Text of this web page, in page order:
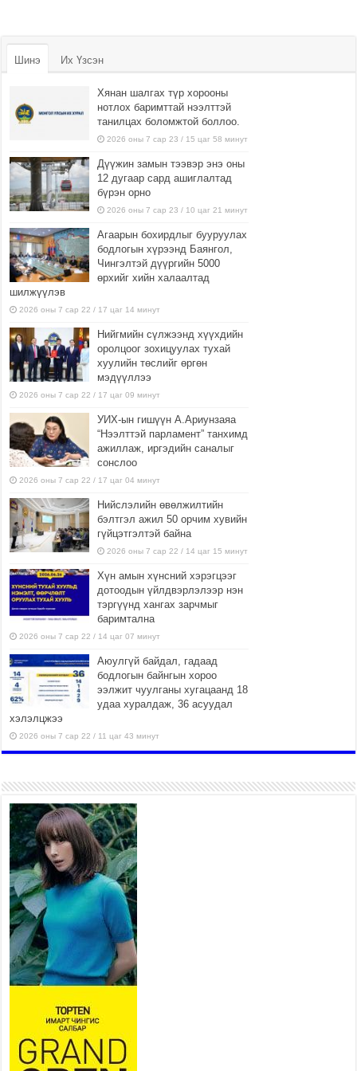
Шинэ Их Үзсэн
Хянан шалгах түр хорооны
нотлох баримттай нээлттэй
танилцах боломжтой боллоо.
2026 оны 7 сар 23 / 15 цаг 58 минут
Дүүжин замын тээвэр энэ оны
12 дугаар сард ашиглалтад
бүрэн орно
2026 оны 7 сар 23 / 10 цаг 21 минут
Агаарын бохирдлыг бууруулах
бодлогын хүрээнд Баянгол,
Чингэлтэй дүүргийн 5000
өрхийг хийн халаалтад
шилжүүлэв
2026 оны 7 сар 22 / 17 цаг 14 минут
Нийгмийн сүлжээнд хүүхдийн
оролцоог зохицуулах тухай
хуулийн төслийг өргөн
мэдүүллээ
2026 оны 7 сар 22 / 17 цаг 09 минут
УИХ-ын гишүүн А.Ариунзаяа
“Нээлттэй парламент” танхимд
ажиллаж, иргэдийн саналыг
сонслоо
2026 оны 7 сар 22 / 17 цаг 04 минут
Нийслэлийн өвөлжилтийн
бэлтгэл ажил 50 орчим хувийн
гүйцэтгэлтэй байна
2026 оны 7 сар 22 / 14 цаг 15 минут
Хүн амын хүнсний хэрэгцээг
дотоодын үйлдвэрлэлээр нэн
тэргүүнд хангах зарчмыг
баримтална
2026 оны 7 сар 22 / 14 цаг 07 минут
Аюулгүй байдал, гадаад
бодлогын байнгын хороо
ээлжит чуулганы хугацаанд 18
удаа хуралдаж, 36 асуудал
хэлэлцжээ
2026 оны 7 сар 22 / 11 цаг 43 минут
боломжтой-Хүүхэд хөгжүүлэх
төв” байгуулах төсөлд төр,
хувийн хэвшлийн түншлэлийн хүрээнд хамтран
ажиллахыг урьж байна
2026 оны 7 сар 22 / 9 цаг 28 минут
Б.Пүрэвдагва: “Урт цагаан”-ыг
залуучууд чөлөөт цагаа
өнгөрүүлдэг, жуулчид зорьж
ирдэг цэг болгоно
2026 оны 7 сар 21 / 16 цаг 47 минут
Тусгай замын автобус /BRT/ төслийн удирдах
хорооны ээлжит хуралдаан боллоо
Ерөнхий сайд Н.Учрал БНХАУ-аас Монгол Улсад
суугаа Элчин сайд Шэнь Миньжюанийг хүлээн
авч уулзав
2026 оны 7 сар 21 / 16 цаг 39 минут